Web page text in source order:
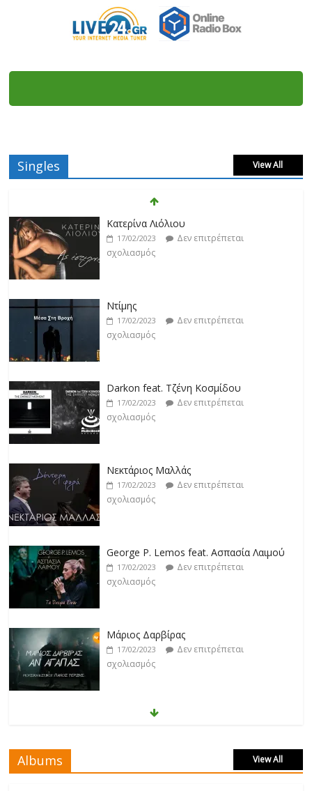
Singles View All
Κατερίνα Λιόλιου
17/02/2023
Δεν επιτρέπεται
σχολιασμός
Ντίμης
17/02/2023
Δεν επιτρέπεται
σχολιασμός
Darkon feat. Τζένη Κοσμίδου
17/02/2023
Δεν επιτρέπεται
σχολιασμός
Νεκτάριος Μαλλάς
17/02/2023
Δεν επιτρέπεται
σχολιασμός
George P. Lemos feat. Ασπασία Λαιμού
17/02/2023
Δεν επιτρέπεται
σχολιασμός
Μάριος Δαρβίρας
17/02/2023
Δεν επιτρέπεται
σχολιασμός
Albums View All